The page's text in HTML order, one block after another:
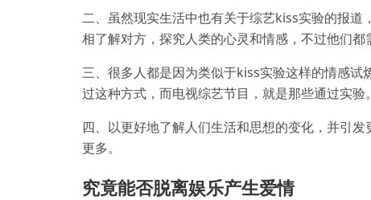
二、虽然现实生活中也有关于综艺kiss实验的报
相了解对方，探究人类的心灵和情感，不过他们都
三、很多人都是因为类似于kiss实验这样的情感
过这种方式，而电视综艺节目，就是那些通过实验。
四、以更好地了解人们生活和思想的变化，并引
更多。
究竟能否脱离娱乐产生爱情